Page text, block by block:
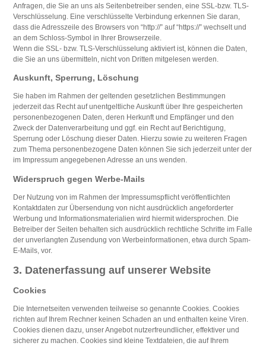
Anfragen, die Sie an uns als Seitenbetreiber senden, eine SSL-bzw. TLS-
Verschlüsselung. Eine verschlüsselte Verbindung erkennen Sie daran,
dass die Adresszeile des Browsers von “http://” auf “https://” wechselt und
an dem Schloss-Symbol in Ihrer Browserzeile.
Wenn die SSL- bzw. TLS-Verschlüsselung aktiviert ist, können die Daten,
die Sie an uns übermitteln, nicht von Dritten mitgelesen werden.
Auskunft, Sperrung, Löschung
Sie haben im Rahmen der geltenden gesetzlichen Bestimmungen
jederzeit das Recht auf unentgeltliche Auskunft über Ihre gespeicherten
personenbezogenen Daten, deren Herkunft und Empfänger und den
Zweck der Datenverarbeitung und ggf. ein Recht auf Berichtigung,
Sperrung oder Löschung dieser Daten. Hierzu sowie zu weiteren Fragen
zum Thema personenbezogene Daten können Sie sich jederzeit unter der
im Impressum angegebenen Adresse an uns wenden.
Widerspruch gegen Werbe-Mails
Der Nutzung von im Rahmen der Impressumspflicht veröffentlichten
Kontaktdaten zur Übersendung von nicht ausdrücklich angeforderter
Werbung und Informationsmaterialien wird hiermit widersprochen. Die
Betreiber der Seiten behalten sich ausdrücklich rechtliche Schritte im Falle
der unverlangten Zusendung von Werbeinformationen, etwa durch Spam-
E-Mails, vor.
3. Datenerfassung auf unserer Website
Cookies
Die Internetseiten verwenden teilweise so genannte Cookies. Cookies
richten auf Ihrem Rechner keinen Schaden an und enthalten keine Viren.
Cookies dienen dazu, unser Angebot nutzerfreundlicher, effektiver und
sicherer zu machen. Cookies sind kleine Textdateien, die auf Ihrem